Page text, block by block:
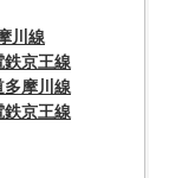
川線
鉄京王線
多摩川線
鉄京王線